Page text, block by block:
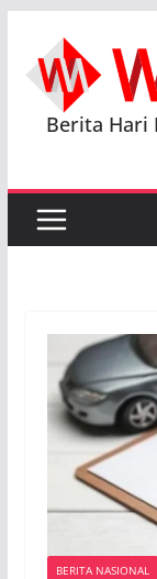
content
Berita Hari
BERITA NASIONAL